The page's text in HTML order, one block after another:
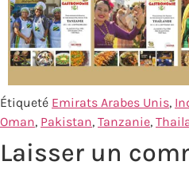
Étiqueté Emirats Arabes Unis,
Oman, Pakistan, Tanzanie,
Laisser un